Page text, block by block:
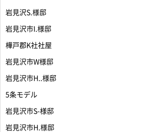
岩見沢S.様邸
岩見沢市I.様邸
樺戸郡K社社屋
岩見沢市W様邸
岩見沢市H..様邸
5条モデル
岩見沢市S-様邸
岩見沢市H.様邸